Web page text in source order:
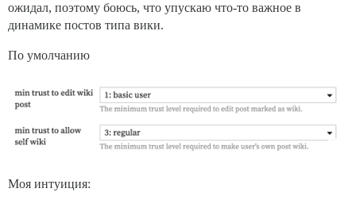
ожидал, поэтому боюсь, что упускаю что-то важное в
динамике постов типа вики.
По умолчанию
Моя интуиция: